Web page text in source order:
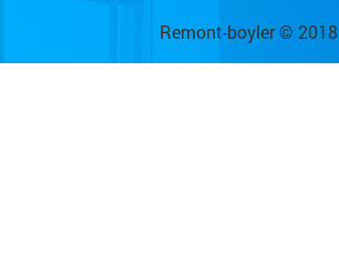
Remont-boyler © 2018